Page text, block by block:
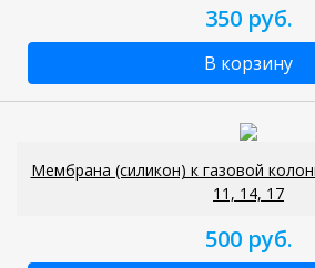
350 руб.
В корзину
Мембрана (силикон) к газовой
11, 14, 17
500 руб.